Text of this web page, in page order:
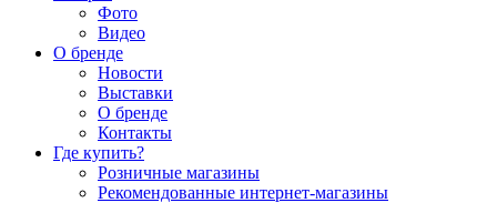
Фото
Видео
О бренде
Новости
Выставки
О бренде
Контакты
Где купить?
Розничные магазины
Рекомендованные интернет-магазины